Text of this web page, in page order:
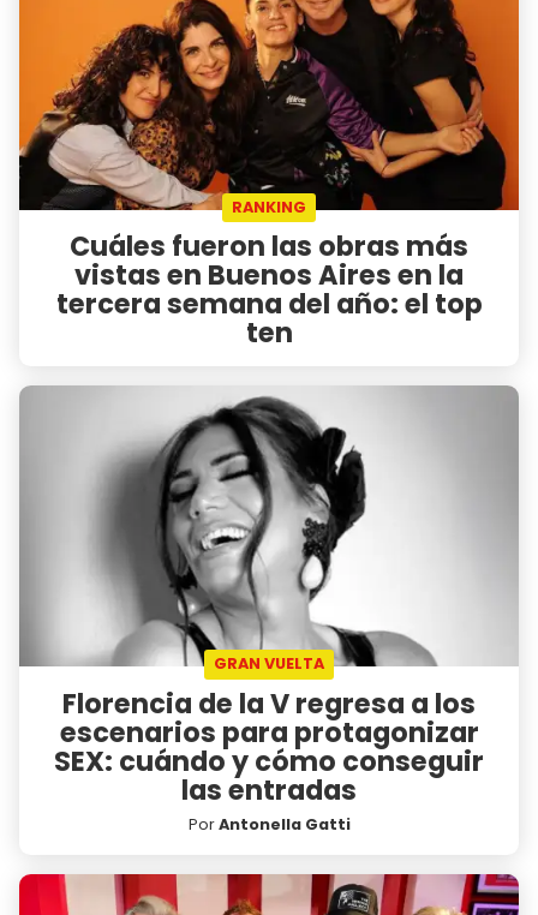
RANKING
Cuáles fueron las obras más
vistas en Buenos Aires en la
tercera semana del año: el top
ten
GRAN VUELTA
Florencia de la V regresa a los
escenarios para protagonizar
SEX: cuándo y cómo conseguir
las entradas
PorAntonella Gatti